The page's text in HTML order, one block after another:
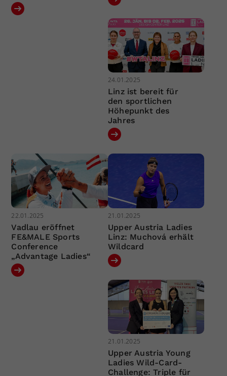
24.01.2025
Linz ist bereit für
den sportlichen
Höhepunkt des
Jahres
22.01.2025
Vadlau eröffnet
FE&MALE Sports
Conference
„Advantage Ladies“
21.01.2025
Upper Austria Ladies
Linz: Muchová erhält
Wildcard
21.01.2025
Upper Austria Young
Ladies Wild-Card-
Challenge: Triple für